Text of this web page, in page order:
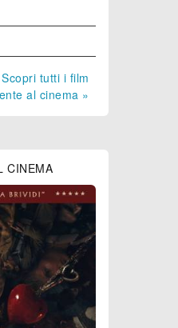
Scopri tutti i film
al cinema »
CINEMA